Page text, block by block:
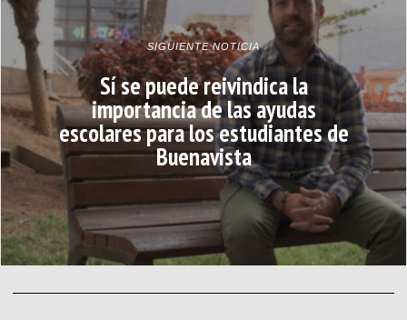
SIGUIENTE NOTICIA
Sí se puede reivindica la
importancia de las ayudas
escolares para los estudiantes de
Buenavista